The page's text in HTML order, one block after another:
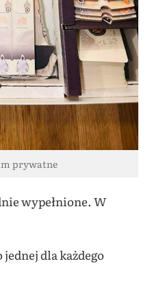
prywatne
wypełnione. W
dla każdego